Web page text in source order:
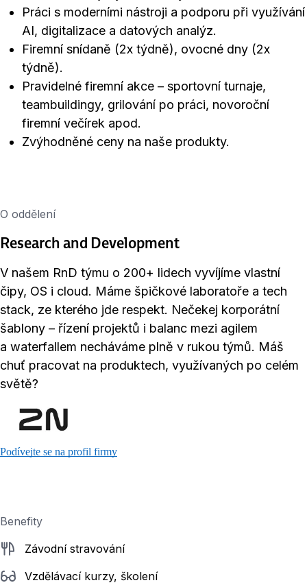
Práci s moderními nástroji a podporu při využívání
AI, digitalizace a datových analýz.
Firemní snídaně (2x týdně), ovocné dny (2x
týdně).
Pravidelné firemní akce – sportovní turnaje,
teambuildingy, grilování po práci, novoroční
firemní večírek apod.
Zvýhodněné ceny na naše produkty.
O oddělení
Research and Development
V našem RnD týmu o 200+ lidech vyvíjíme vlastní
čipy, OS i cloud. Máme špičkové laboratoře a tech
stack, ze kterého jde respekt. Nečekej korporátní
šablony – řízení projektů i balanc mezi agilem
a waterfallem necháváme plně v rukou týmů. Máš
chuť pracovat na produktech, využívaných po celém
světě?
Podívejte se na profil firmy
Benefity
Závodní stravování
Vzdělávací kurzy, školení